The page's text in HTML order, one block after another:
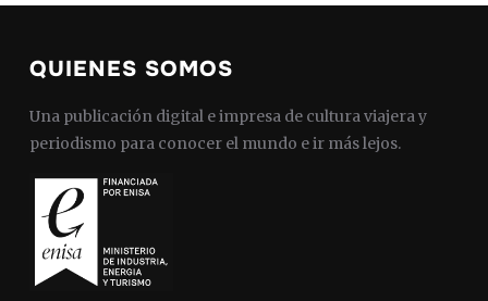
QUIENES SOMOS
Una publicación digital e impresa de cultura viajera y
periodismo para conocer el mundo e ir más lejos.